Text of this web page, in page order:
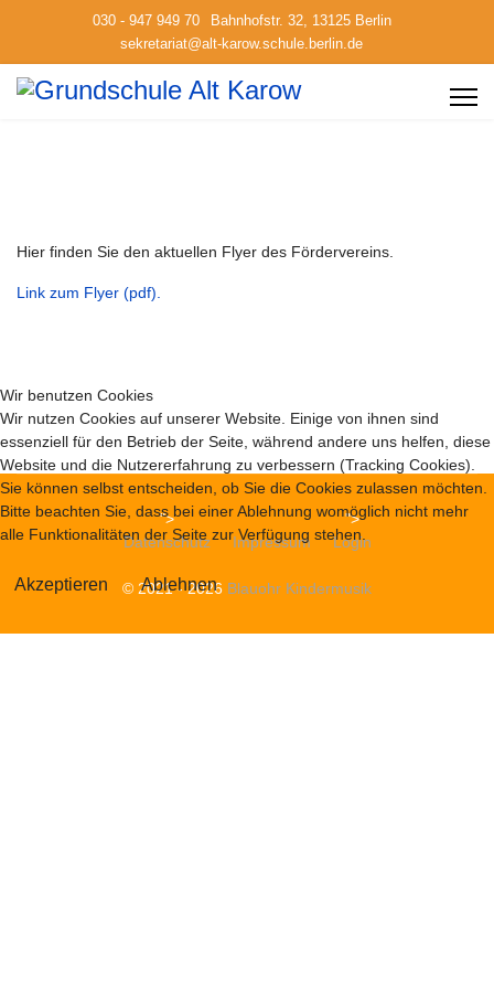
030 - 947 949 70
Bahnhofstr. 32, 13125 Berlin
sekretariat@alt-karow.schule.berlin.de
Hier finden Sie den aktuellen Flyer des Fördervereins.
Link zum Flyer (pdf).
">
Datenschutz
Impressum
">
Login
© 2021 - 2026 Blauohr Kindermusik
Wir benutzen Cookies
Wir nutzen Cookies auf unserer Website. Einige von ihnen sind
essenziell für den Betrieb der Seite, während andere uns helfen, diese
Website und die Nutzererfahrung zu verbessern (Tracking Cookies).
Sie können selbst entscheiden, ob Sie die Cookies zulassen möchten.
Bitte beachten Sie, dass bei einer Ablehnung womöglich nicht mehr
alle Funktionalitäten der Seite zur Verfügung stehen.
Akzeptieren Ablehnen